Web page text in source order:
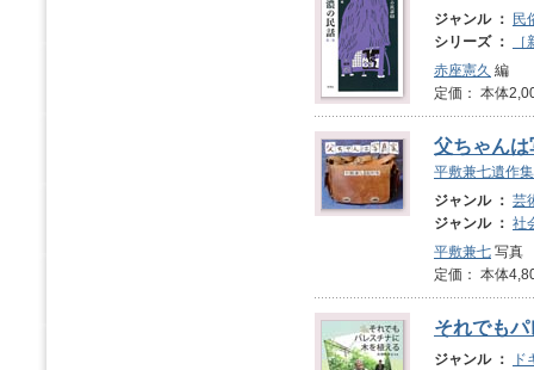
ジャンル ：
民
シリーズ ：
赤座憲久 編
定価： 本体
父ちゃんは
平敷兼七遺作集
ジャンル ： 芸
ジャンル ： 社
平敷兼七 写真
定価： 本体
それでも
ジャンル ：
ド